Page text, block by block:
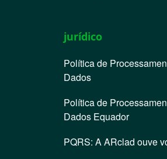
jurídico
Política de
Dados
Política de
Dados Equador
PQRS: A ARclad ouve